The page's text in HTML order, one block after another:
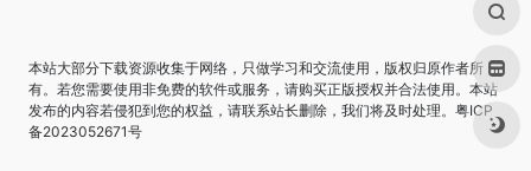
本站大部分下载资源收集于网络，只做学习和交流使用，版权归原作者所
有。若您需要使用非免费的软件或服务，请购买正版授权并合法使用。本站
发布的内容若侵犯到您的权益，请联系站长删除，我们将及时处理。 粤ICP
备2023052671号